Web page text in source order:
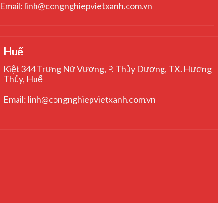
Email: linh@congnghiepvietxanh.com.vn
Huế
Kiệt 344 Trưng Nữ Vương, P. Thủy Dương, TX. Hương
Thủy, Huế
Email: linh@congnghiepvietxanh.com.vn